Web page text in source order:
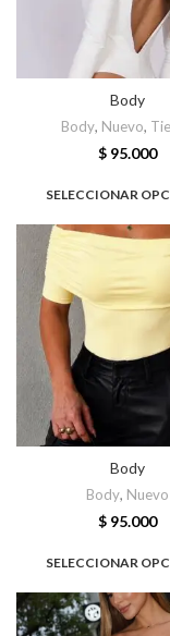
Body
Body, Nuevo,
$ 95.000
SELECCIONAR
Body
Body, Nuevo
$ 95.000
SELECCIONAR